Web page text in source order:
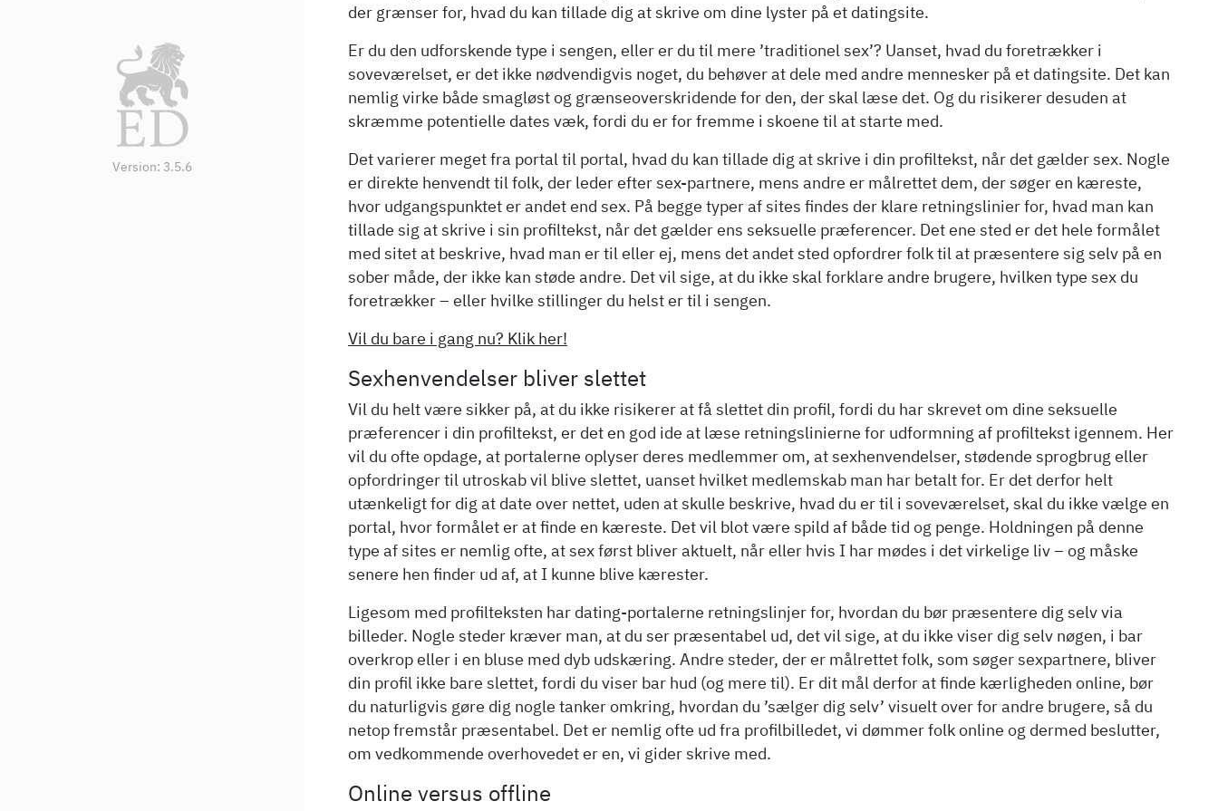
der grænser for, hvad du kan tillade dig at skrive om dine lyster på et datingsite.
Er du den udforskende type i sengen, eller er du til mere ’traditionel sex’? Uanset, hvad du foretrækker i
soveværelset, er det ikke nødvendigvis noget, du behøver at dele med andre mennesker på et datingsite. Det kan
nemlig virke både smagløst og grænseoverskridende for den, der skal læse det. Og du risikerer desuden at
skræmme potentielle dates væk, fordi du er for fremme i skoene til at starte med.
Det varierer meget fra portal til portal, hvad du kan tillade dig at skrive i din profiltekst, når det gælder sex. Nogle
er direkte henvendt til folk, der leder efter sex-partnere, mens andre er målrettet dem, der søger en kæreste,
hvor udgangspunktet er andet end sex. På begge typer af sites findes der klare retningslinier for, hvad man kan
tillade sig at skrive i sin profiltekst, når det gælder ens seksuelle præferencer. Det ene sted er det hele formålet
med sitet at beskrive, hvad man er til eller ej, mens det andet sted opfordrer folk til at præsentere sig selv på en
sober måde, der ikke kan støde andre. Det vil sige, at du ikke skal forklare andre brugere, hvilken type sex du
foretrækker – eller hvilke stillinger du helst er til i sengen.
Vil du bare i gang nu? Klik her!
Sexhenvendelser bliver slettet
Vil du helt være sikker på, at du ikke risikerer at få slettet din profil, fordi du har skrevet om dine seksuelle
præferencer i din profiltekst, er det en god ide at læse retningslinierne for udformning af profiltekst igennem. Her
vil du ofte opdage, at portalerne oplyser deres medlemmer om, at sexhenvendelser, stødende sprogbrug eller
opfordringer til utroskab vil blive slettet, uanset hvilket medlemskab man har betalt for. Er det derfor helt
utænkeligt for dig at date over nettet, uden at skulle beskrive, hvad du er til i soveværelset, skal du ikke vælge en
portal, hvor formålet er at finde en kæreste. Det vil blot være spild af både tid og penge. Holdningen på denne
type af sites er nemlig ofte, at sex først bliver aktuelt, når eller hvis I har mødes i det virkelige liv – og måske
senere hen finder ud af, at I kunne blive kærester.
Ligesom med profilteksten har dating-portalerne retningslinjer for, hvordan du bør præsentere dig selv via
billeder. Nogle steder kræver man, at du ser præsentabel ud, det vil sige, at du ikke viser dig selv nøgen, i bar
overkrop eller i en bluse med dyb udskæring. Andre steder, der er målrettet folk, som søger sexpartnere, bliver
din profil ikke bare slettet, fordi du viser bar hud (og mere til). Er dit mål derfor at finde kærligheden online, bør
du naturligvis gøre dig nogle tanker omkring, hvordan du ’sælger dig selv’ visuelt over for andre brugere, så du
netop fremstår præsentabel. Det er nemlig ofte ud fra profilbilledet, vi dømmer folk online og dermed beslutter,
om vedkommende overhovedet er en, vi gider skrive med.
Online versus offline
Version: 3.5.6